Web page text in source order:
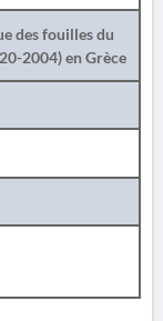
des fouilles du
2004) en Grèce